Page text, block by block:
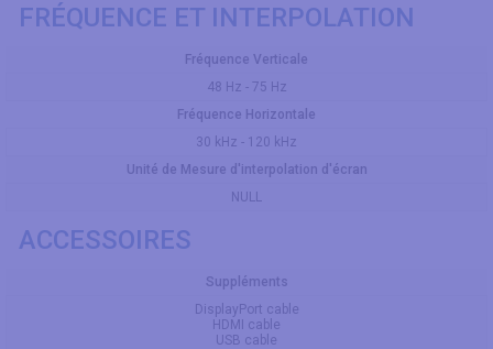
FRÉQUENCE ET INTERPOLATION
Fréquence Verticale
48 Hz - 75 Hz
Fréquence Horizontale
30 kHz - 120 kHz
Unité de Mesure d'interpolation d'écran
NULL
ACCESSOIRES
Suppléments
DisplayPort cable
HDMI cable
USB cable